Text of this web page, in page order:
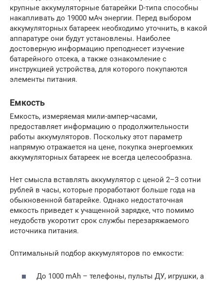
крупные аккумуляторные батарейки D-типа способны
накапливать до 19000 мАч энергии. Перед выбором
аккумуляторных батареек необходимо уточнить, в какой
аппаратуре они будут установлены. Наиболее
достоверную информацию преподнесет изучение
батарейного отсека, а также ознакомление с
инструкцией устройства, для которого покупаются
элементы питания.
Емкость
Емкость, измеряемая мили-ампер-часами,
предоставляет информацию о продолжительности
работы аккумуляторов. Поскольку этот параметр
напрямую отражается на цене, покупка энергоемких
аккумуляторных батареек не всегда целесообразна.
Нет смысла вставлять аккумулятор с ценой 2–3 сотни
рублей в часы, которые проработают больше года на
обыкновенной батарейке. Однако недостаточная
емкость приведет к учащенной зарядке, что помимо
неудобств укоротит срок службы перезаряжаемого
источника питания.
Оптимальный подбор аккумуляторов по емкости:
До 1000 mAh – телефоны, пульты ДУ, игрушки, а